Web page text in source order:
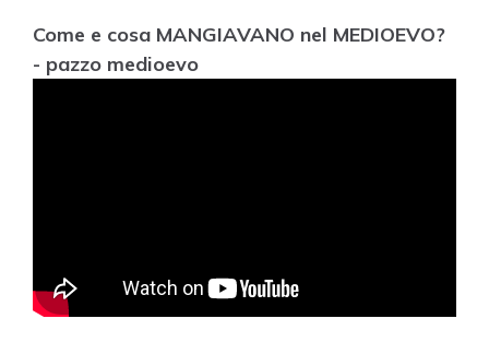
Come e cosa MANGIAVANO nel MEDIOEVO?
- pazzo medioevo